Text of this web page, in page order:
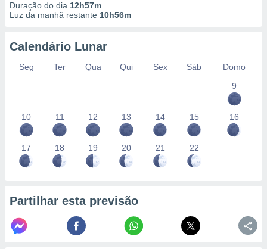
Duração do dia 12h57m
Luz da manhã restante 10h56m
Calendário Lunar
Seg Ter Qua Qui Sex Sáb
Domo
9
10 11 12 13 14 15 16
17 18 19 20 21 22
Partilhar esta previsão